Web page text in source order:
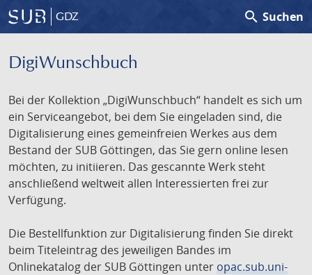
GDZ search Suchen
DigiWunschbuch
Bei der Kollektion „DigiWunschbuch“ handelt es sich um
ein Serviceangebot, bei dem Sie eingeladen sind, die
Digitalisierung eines gemeinfreien Werkes aus dem
Bestand der SUB Göttingen, das Sie gern online lesen
möchten, zu initiieren. Das gescannte Werk steht
anschließend weltweit allen Interessierten frei zur
Verfügung.
Die Bestellfunktion zur Digitalisierung finden Sie direkt
beim Titeleintrag des jeweiligen Bandes im
Onlinekatalog der SUB Göttingen unter opac.sub.uni-